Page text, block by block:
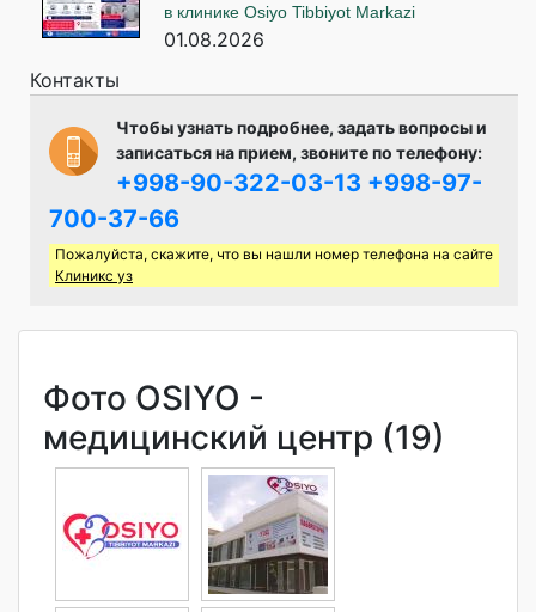
в клинике Osiyo Tibbiyot Markazi
01.08.2026
Контакты
Чтобы узнать подробнее, задать вопросы и
записаться на прием, звоните по телефону:
+998-90-322-03-13 +998-97-
700-37-66
Пожалуйста, скажите, что вы нашли номер телефона на сайте
Клиникс уз
Фото OSIYO -
медицинский центр (19)